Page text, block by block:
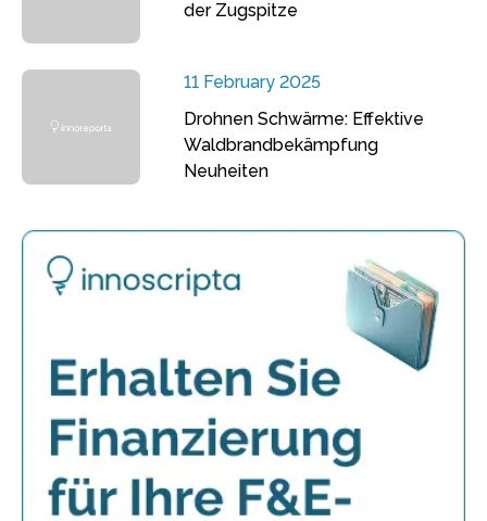
der Zugspitze
11 February 2025
Drohnen Schwärme: Effektive
Waldbrandbekämpfung
Neuheiten